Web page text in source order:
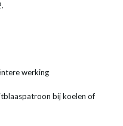
werking
bij koelen of